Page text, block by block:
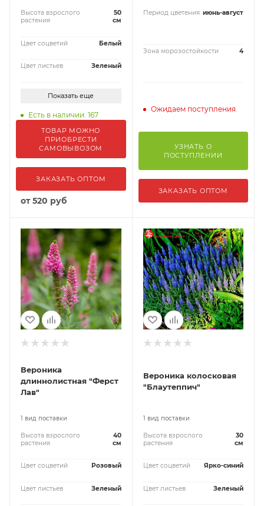
Высота взрослого
растения
50
см
Цвет соцветий Белый
Цвет листьев Зеленый
Показать еще
Есть в наличии: 167
ТОВАР МОЖНО
ПРИОБРЕСТИ
САМОВЫВОЗОМ
ЗАКАЗАТЬ ОПТОМ
от520 руб
Период цветения июнь-август
Зона морозостойкости 4
Ожидаем поступления
УЗНАТЬ О
ПОСТУПЛЕНИИ
ЗАКАЗАТЬ ОПТОМ
Вероника
длиннолистная "Ферст
Лав"
1 вид поставки
Высота взрослого
растения
40
см
Цвет соцветий Розовый
Цвет листьев Зеленый
Вероника колосковая
"Блаутеппич"
1 вид поставки
Высота взрослого
растения
30
см
Цвет соцветий Ярко-синий
Цвет листьев Зеленый